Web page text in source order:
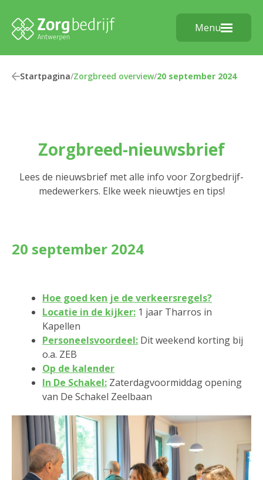
Menu
Startpagina/Zorgbreed overview/20 september 2024
Zorgbreed-nieuwsbrief
Lees de nieuwsbrief met alle info voor Zorgbedrijf-
medewerkers. Elke week nieuwtjes en tips!
20 september 2024
Hoe goed ken je de verkeersregels?
Locatie in de kijker: 1 jaar Tharros in
Kapellen
Personeelsvoordeel: Dit weekend korting bij
o.a. ZEB
Op de kalender
In De Schakel: Zaterdagvoormiddag opening
van De Schakel Zeelbaan